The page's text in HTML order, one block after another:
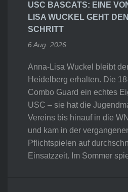
USC BASCATS: EINE
LISA WUCKEL GEHT
SCHRITT
6 Aug. 2026
Anna-Lisa Wuckel bleibt
Heidelberg erhalten. Die
Combo Guard ein echtes
USC – sie hat die
Vereins bis hinauf in die
und kam in der
Pflichtspielen auf
Einsatzzeit. Im Sommer